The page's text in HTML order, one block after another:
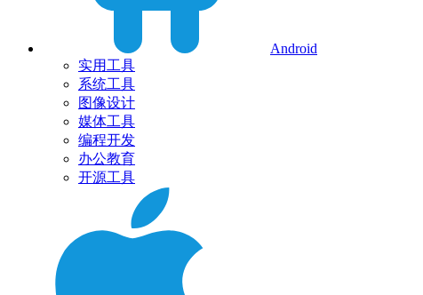
Android
实用工具
系统工具
图像设计
媒体工具
编程开发
办公教育
开源工具